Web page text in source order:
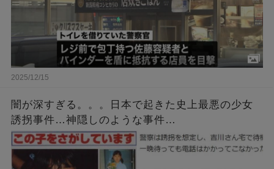
2025/12/15
闇が深すぎる。。。日本で起きた史上最悪の少女
誘拐事件…神隠しのような事件…